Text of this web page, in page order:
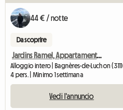
44 € / notte
Da scoprire
Jardins Ramel, Appartamento Cura/sci.
4 pers. | Minimo 1 settimana
Vedi l'annuncio